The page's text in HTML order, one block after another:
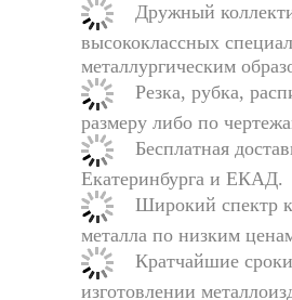
Дружный
высококлассных
металлургическим
Резка, рубка,
размеру либо по
Бесплатная
Екатеринбурга и ЕКАД.
Широкий спектр
металла по низким
Кратчайшие
изготовлении